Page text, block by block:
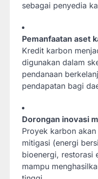
sebagai penyedia
Pemanfaatan aset
Kredit karbon
digunakan dalam
pendanaan
pendapatan bagi
Dorongan inovasi
Proyek karbon
mitigasi (energi
bioenergi, restorasi
mampu